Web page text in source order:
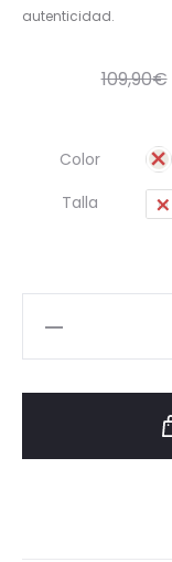
autenticidad.
109,90€
Color
Talla
M